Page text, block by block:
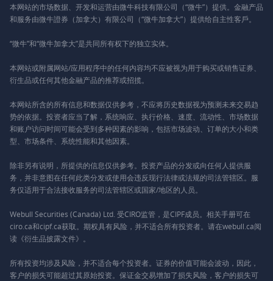
本网站的市场数据、开发和运营由微牛科技有限公司（“微牛”）提供。金融产品
和服务由微牛證券（加拿大）有限公司（“微牛加拿大”）提供给自主性客戶。
“微牛”和“微牛加拿大”是共同所有权下的独立实体。
本网站或附属网站/应用程序中的任何内容均不应被视为用于购买或销售证券、
衍生品或任何其他金融产品的推荐或招揽。
本网站所含的所有信息和数据仅供参考，不应将历史数据视为预测未来交易趋
势的依据。投资者应当了解，系统响应、执行价格、速度、流动性、市场数据
和账户访问时间可能会受到多种因素的影响，包括市场波动、订单的大小和类
型、市场条件、系统性能和其他因素。
除非另有说明，所提供的信息仅供参考。投资产品的分发或向任何人提供服
务，并非意图在任何此类分发或使用会违反现行法律或法规的司法管辖区。服
务仅适用于合法接收服务的司法管辖区或国家/地区的人员。
Webull Securities (Canada) Ltd. 受CIRO监管，是CIPF成员。相关手册可在
ciro.ca和cipf.ca获取。期权具有风险，并不适合所有投资者。请在webull.ca阅
读《衍生品披露文件》。
所有投资均涉及风险，并不适合每个投资者。证券的价值可能会波动，因此，
客户的损失可能超过其原始投资。保证金交易增加了损失风险，客户的损失可